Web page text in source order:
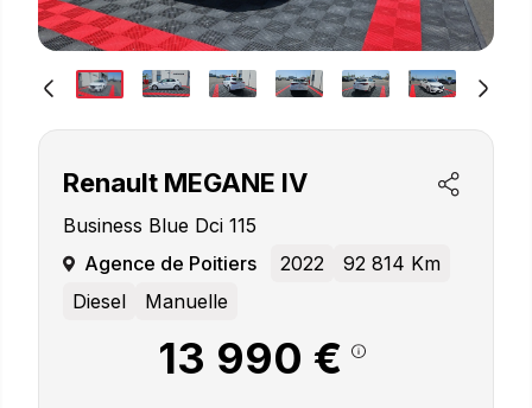
Renault MEGANE IV
Business Blue Dci 115
Agence de Poitiers
2022
92 814 Km
Diesel
Manuelle
13 990 €